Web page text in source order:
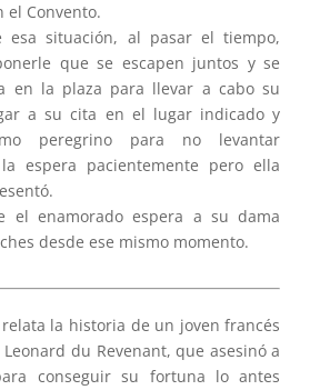
el Convento.
esa situación, al pasar el tiempo,
que se escapen juntos y se
en la plaza para llevar a cabo su
a su cita en el lugar indicado y
peregrino para no levantar
la espera pacientemente pero ella
el enamorado espera a su dama
desde ese mismo momento.
relata la historia de un joven francés
Leonard du Revenant, que asesinó a
conseguir su fortuna lo antes